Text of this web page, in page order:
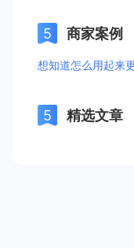
商家案例
想知道怎么用起来
精选文章